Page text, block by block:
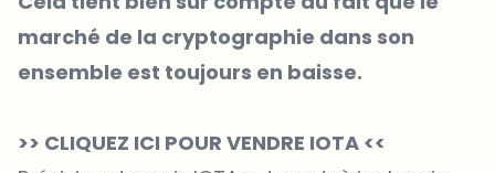
marché de la cryptographie dans son
ensemble est toujours en baisse.
>> CLIQUEZ ICI POUR VENDRE IOTA <<